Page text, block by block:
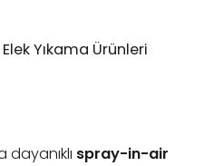
Yıkama Ürünleri
dayanıklı spray-in-air